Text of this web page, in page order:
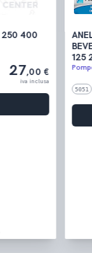
250 400
27,00 €
iva inclusa
125
5051